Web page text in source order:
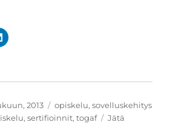
2013 Kategoriat
opiskelu,sovelluskehitys
,sertifioinnit,togaf
Jätä